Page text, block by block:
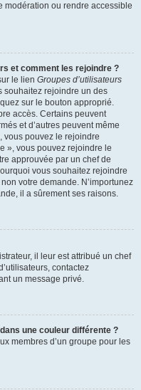
modération ou rendre accessible
et comment les rejoindre ?
le lien Groupes d’utilisateurs
souhaitez rejoindre un des
sur le bouton approprié.
accès. Certains peuvent
et d’autres peuvent même
vous pouvez le rejoindre
», vous pouvez rejoindre le
approuvée par un chef de
vous souhaitez rejoindre
votre demande. N’importunez
il a sûrement ses raisons.
il leur est attribué un chef
contactez
un message privé.
une couleur différente ?
membres d’un groupe pour les